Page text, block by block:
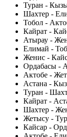
Туран -
Шахтер -
Тобол -
Кайрат -
Атырау -
Елимай -
Женис -
Ордабасы -
Актобе -
Астана -
Туран -
Кайрат -
Шахтер -
Жетысу -
Кайсар -